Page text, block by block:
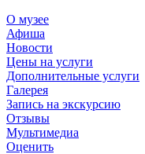
О музее
Афиша
Новости
Цены на услуги
Дополнительные услуги
Галерея
Запись на экскурсию
Отзывы
Мультимедиа
Оценить